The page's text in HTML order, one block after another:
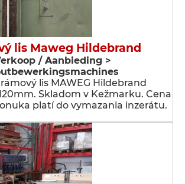
lis Maweg Hildebrand
/ Aanbieding >
lis MAWEG Hildebrand
Skladom v Kežmarku. Cena
platí do vymazania inzerátu.